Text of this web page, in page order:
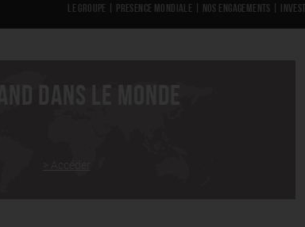
Le groupe Presence Mondiale Nos engagements